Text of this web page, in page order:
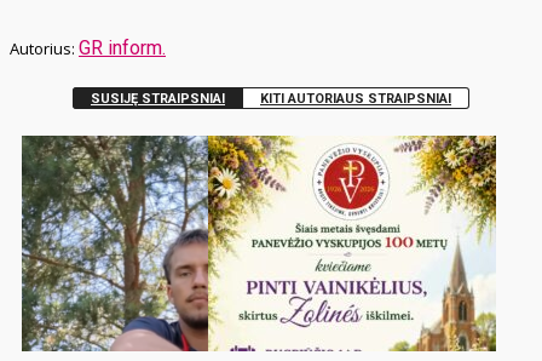
GR inform.
SUSIJĘ STRAIPSNIAI KITI AUTORIAUS STRAIPSNIAI